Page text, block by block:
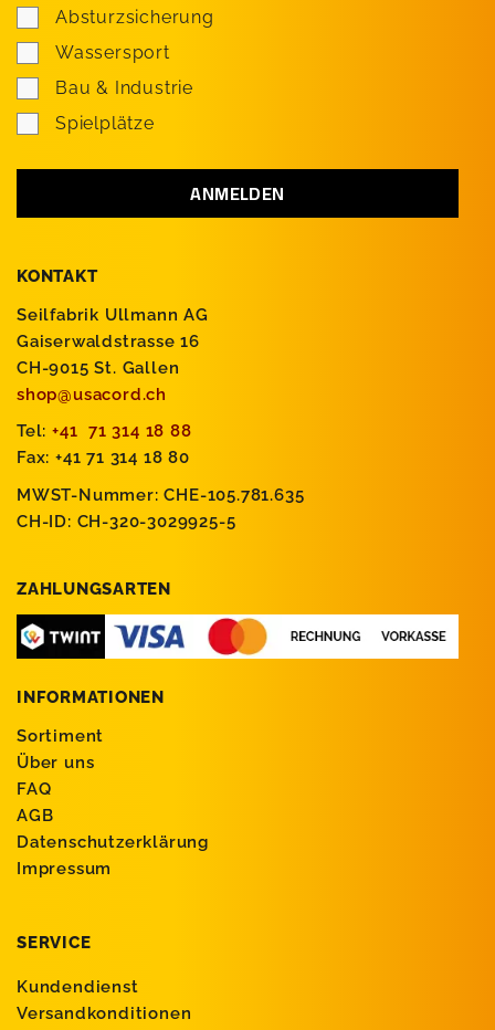
KONTAKT
Seilfabrik Ullmann AG
Gaiserwaldstrasse 16
CH-9015 St. Gallen
shop@usacord.ch
Tel: +41 71 314 18 88
Fax: +41 71 314 18 80
MWST-Nummer: CHE-105.781.635
CH-ID: CH-320-3029925-5
ZAHLUNGSARTEN
INFORMATIONEN
Sortiment
Über uns
FAQ
AGB
Datenschutzerklärung
Impressum
SERVICE
Kundendienst
Versandkonditionen
Absturzsicherung
Wassersport
Bau & Industrie
Spielplätze